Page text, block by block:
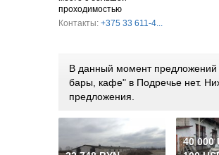
проходимостью
Контакты: +375 33 611-4...
В данный момент
бары, кафе" в Подречье нет.
предложения.
40 000